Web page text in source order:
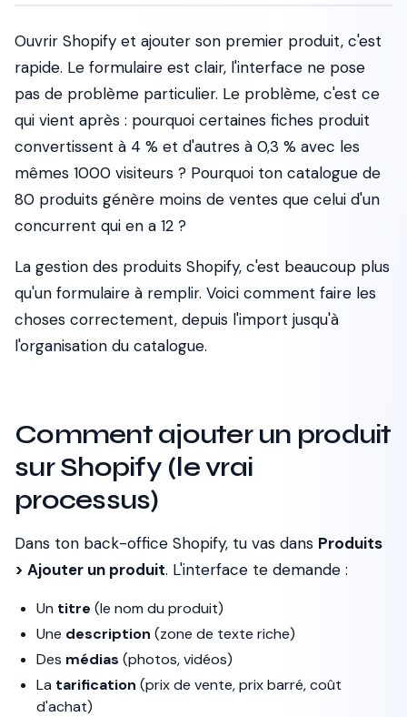
Ouvrir Shopify et ajouter son premier produit, c'est
rapide. Le formulaire est clair, l'interface ne pose
pas de problème particulier. Le problème, c'est ce
qui vient après : pourquoi certaines fiches produit
convertissent à 4 % et d'autres à 0,3 % avec les
mêmes 1000 visiteurs ? Pourquoi ton catalogue de
80 produits génère moins de ventes que celui d'un
concurrent qui en a 12 ?
La gestion des produits Shopify, c'est beaucoup plus
qu'un formulaire à remplir. Voici comment faire les
choses correctement, depuis l'import jusqu'à
l'organisation du catalogue.
Comment ajouter un produit
sur Shopify (le vrai
processus)
Dans ton back-office Shopify, tu vas dans Produits
> Ajouter un produit. L'interface te demande :
Un titre (le nom du produit)
Une description (zone de texte riche)
Des médias (photos, vidéos)
La tarification (prix de vente, prix barré, coût
d'achat)